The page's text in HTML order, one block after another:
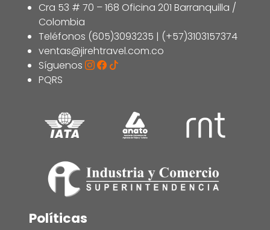
Cra 53 # 70 – 168 Oficina 201 Barranquilla /
Colombia
Teléfonos (605)3093235 | (+57)3103157374
ventas@jirehtravel.com.co
Síguenos
PQRS
Políticas